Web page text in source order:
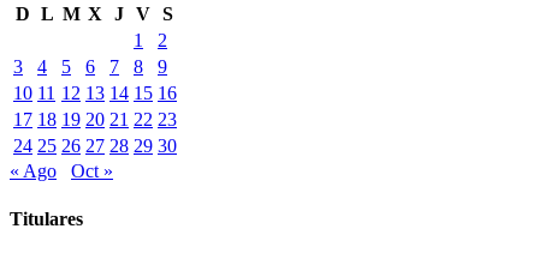
D L M X J V S
1
2
3
4 5 6 7 8
9
10 11 12 13 14 15 16
17 18 19 20 21 22 23
24 25 26 27 28 29 30
« Ago
Oct »
Titulares